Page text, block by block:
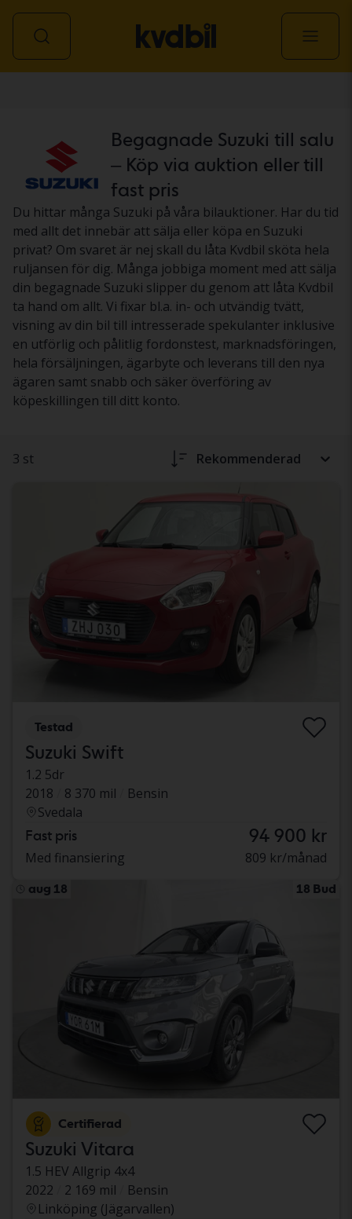
Begagnade Suzuki till salu
– Köp via auktion eller till
fast pris
Du hittar många Suzuki på våra bilauktioner. Har du tid
med allt det innebär att sälja eller köpa en Suzuki
privat? Om svaret är nej skall du låta Kvdbil sköta hela
ruljansen för dig. Många jobbiga moment med att sälja
din begagnade Suzuki slipper du genom att låta Kvdbil
ta hand om allt. Vi fixar bl.a. in- och utvändig tvätt,
visning av din bil till intresserade spekulanter inklusive
en utförlig och pålitlig fordonstest, marknadsföringen,
hela försäljningen, ägarbyte och leverans till den nya
ägaren samt snabb och säker överföring av
köpeskillingen till ditt konto.
3 st Rekommenderad
Testad
Suzuki Swift
1.2 5dr
2018
8 370 mil
Bensin
Svedala
Fast pris 94 900 kr
Med finansiering 809 kr/månad
aug 18 18 Bud
Certifierad
Suzuki Vitara
1.5 HEV Allgrip 4x4
2022
2 169 mil
Bensin
Linköping (Jägarvallen)